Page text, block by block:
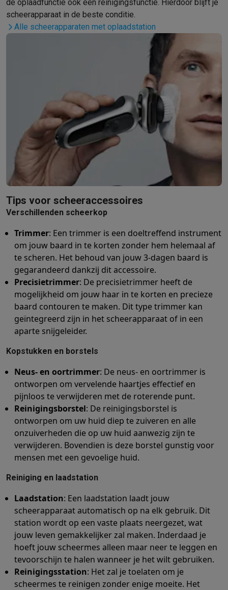
de oplaadfunctie ook een reinigingsfunctie. Hierdoor blijft je
scheerapparaat in de beste conditie.
Alle scheerapparaten met oplaadstation
Tips voor scheeraccessoires
Verschillenden scheerkop
Trimmer: Een trimmer is een doeltreffend instrument
om jouw baard in te korten zonder hem helemaal af
te scheren. Het behoud van jouw 3-dagen baard is
gegarandeerd dankzij dit accessoire.
Precisietrimmer: De precisietrimmer heeft de
mogelijkheid om jouw haar in te korten en precieze
baard contouren te maken. Dit type trimmer kan
geïntegreerd zijn in het scheerapparaat of in een
aparte snijgeleider.
Kopstukken en borstels
Neus- en oortrimmer: De neus- en oortrimmer is
ontworpen om vervelende haartjes effectief en
pijnloos te verwijderen met de roterende punt.
Reinigingsborstel: De reinigingsborstel is
ontworpen om uw huid diep te zuiveren en alle
onzuiverheden die op uw huid aanwezig zijn te
verwijderen. Bovendien is deze borstel gunstig voor
mensen met een gevoelige huid.
Reiniging en laadstation
Laadstation: Een laadstation laadt jouw
scheerapparaat automatisch op na elk gebruik. Dit
station wordt op een vaste plaats neergezet, wat
jouw leven gemakkelijker zal maken. Inderdaad je
hoeft jouw scheermes alleen maar neer te leggen en
tevoorschijn te halen wanneer je het wilt gebruiken.
Reinigingsstation: Het zal je toelaten om je
scheermes te reinigen zonder enige moeite. Het